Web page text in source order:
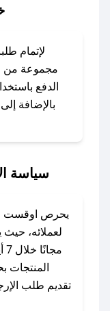
الرسائل
في حال عدم
للحصول
لإتمام
مجموعة من
الدفع
سياسة
يحرص اوقست
لعملائه،
المنتجات
تقديم طلب